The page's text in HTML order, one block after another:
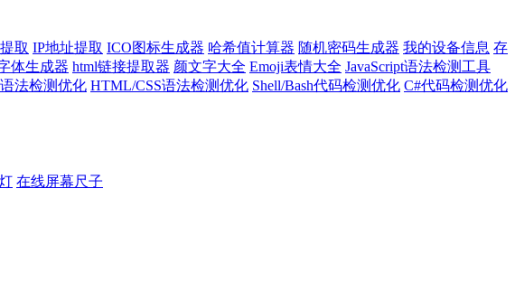
取 IP地址提取 ICO图标生成器 哈希值计算器 随机密码生成器 我的设备信息 存
体生成器 html链接提取器 颜文字大全 Emoji表情大全 JavaScript语法检测工具
法检测优化 HTML/CSS语法检测优化 Shell/Bash代码检测优化 C#代码检测优化
在线屏幕尺子